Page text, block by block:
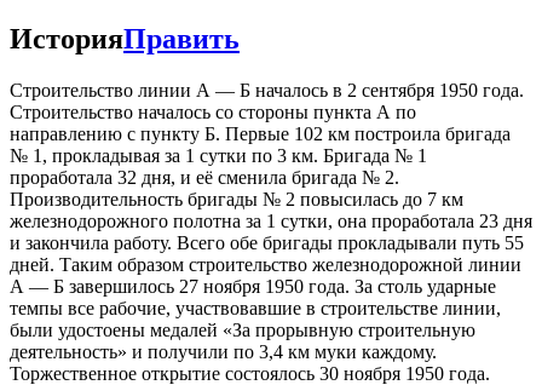
ИсторияПравить
Строительство линии А — Б началось в 2 сентября 1950 года.
Строительство началось со стороны пункта А по
направлению с пункту Б. Первые 102 км построила бригада
№ 1, прокладывая за 1 сутки по 3 км. Бригада № 1
проработала 32 дня, и её сменила бригада № 2.
Производительность бригады № 2 повысилась до 7 км
железнодорожного полотна за 1 сутки, она проработала 23 дня
и закончила работу. Всего обе бригады прокладывали путь 55
дней. Таким образом строительство железнодорожной линии
А — Б завершилось 27 ноября 1950 года. За столь ударные
темпы все рабочие, участвовавшие в строительстве линии,
были удостоены медалей «За прорывную строительную
деятельность» и получили по 3,4 км муки каждому.
Торжественное открытие состоялось 30 ноября 1950 года.